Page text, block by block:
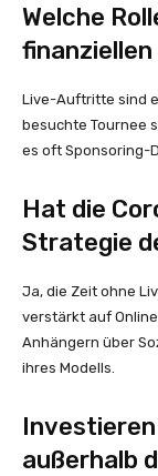
Welche
Live-Auftritte sind
besuchte Tournee
es oft Sponsoring-
Hat die
Strategie
Ja, die Zeit ohne
verstärkt auf
Anhängern über
ihres Modells.
außerhalb